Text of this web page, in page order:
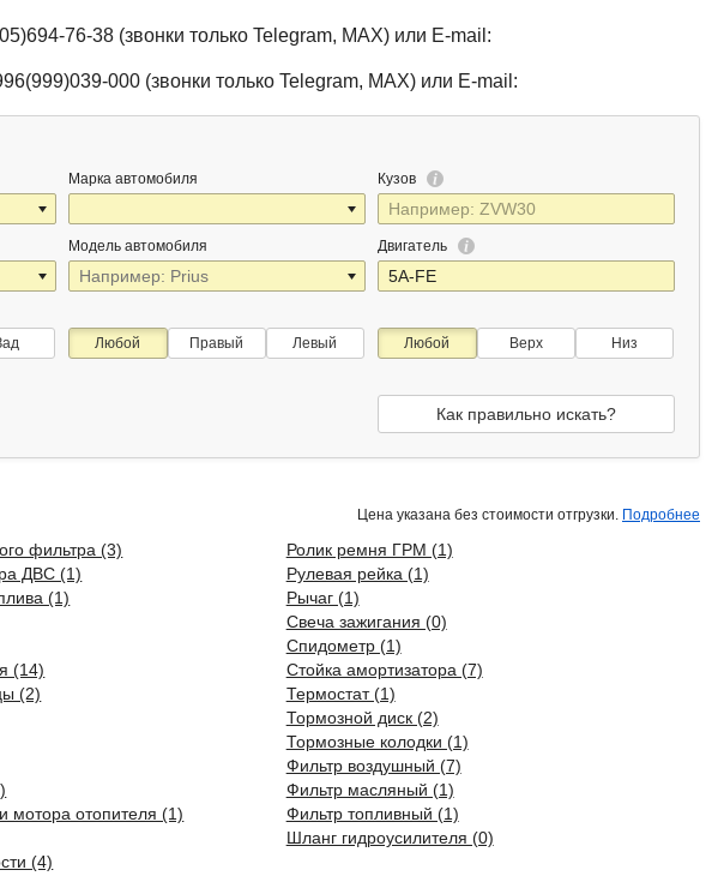
76-38 (звонки только Telegram, MAX) или E-mail:
000 (звонки только Telegram, MAX) или E-mail:
Марка автомобиля
Модель автомобиля
Кузов
Двигатель
Любой Правый Левый Любой Верх Низ
Как правильно искать?
Цена указана без стоимости отгрузки. Подробнее
фильтра (3)
ДВС (1)
(1)
(14)
(2)
мотора отопителя (1)
(4)
Ролик ремня ГРМ (1)
Рулевая рейка (1)
Рычаг (1)
Свеча зажигания (0)
Спидометр (1)
Стойка амортизатора (7)
Термостат (1)
Тормозной диск (2)
Тормозные колодки (1)
Фильтр воздушный (7)
Фильтр масляный (1)
Фильтр топливный (1)
Шланг гидроусилителя (0)